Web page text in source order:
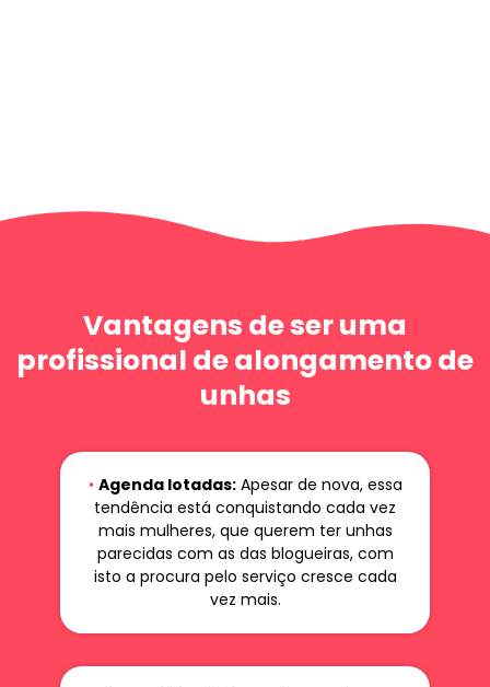
Vantagens de ser uma
profissional de alongamento de
unhas
• Agenda lotadas:Apesar de nova, essa
tendência está conquistando cada vez
mais mulheres, que querem ter unhas
parecidas com as das blogueiras, com
isto a procura pelo serviço cresce cada
vez mais.